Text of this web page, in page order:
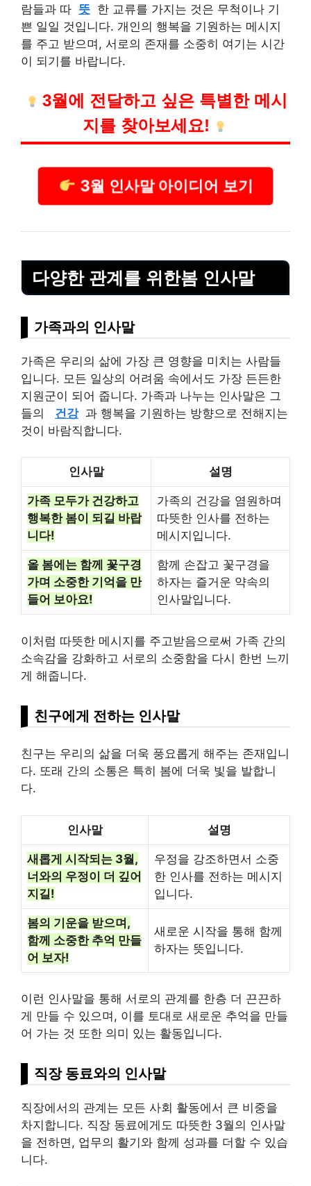
람들과 따 뜻 한 교류를 가지는 것은 무척이나 기
쁜 일일 것입니다. 개인의 행복을 기원하는 메시지
를 주고 받으며, 서로의 존재를 소중히 여기는 시간
이 되기를 바랍니다.
3월에 전달하고 싶은 특별한 메시
지를 찾아보세요!
3월 인사말 아이디어 보기
다양한 관계를 위한봄 인사말
가족과의 인사말
가족은 우리의 삶에 가장 큰 영향을 미치는 사람들
입니다. 모든 일상의 어려움 속에서도 가장 든든한
지원군이 되어 줍니다. 가족과 나누는 인사말은 그
들의
건강 과 행복을 기원하는 방향으로 전해지는
것이 바람직합니다.
인사말 설명
가족 모두가 건강하고
행복한 봄이 되길 바랍
니다!
가족의 건강을 염원하며
따뜻한 인사를 전하는
메시지입니다.
올 봄에는 함께 꽃구경
가며 소중한 기억을 만
들어 보아요!
함께 손잡고 꽃구경을
하자는 즐거운 약속의
인사말입니다.
이처럼 따뜻한 메시지를 주고받음으로써 가족 간의
소속감을 강화하고 서로의 소중함을 다시 한번 느끼
게 해줍니다.
친구에게 전하는 인사말
친구는 우리의 삶을 더욱 풍요롭게 해주는 존재입니
다. 또래 간의 소통은 특히 봄에 더욱 빛을 발합니
다.
인사말 설명
새롭게 시작되는 3월,
너와의 우정이 더 깊어
지길!
우정을 강조하면서 소중
한 인사를 전하는 메시지
입니다.
봄의 기운을 받으며,
함께 소중한 추억 만들
어 보자!
새로운 시작을 통해 함께
하자는 뜻입니다.
이런 인사말을 통해 서로의 관계를 한층 더 끈끈하
게 만들 수 있으며, 이를 토대로 새로운 추억을 만들
어 가는 것 또한 의미 있는 활동입니다.
직장 동료와의 인사말
직장에서의 관계는 모든 사회 활동에서 큰 비중을
차지합니다. 직장 동료에게도 따뜻한 3월의 인사말
을 전하면, 업무의 활기와 함께 성과를 더할 수 있습
니다.